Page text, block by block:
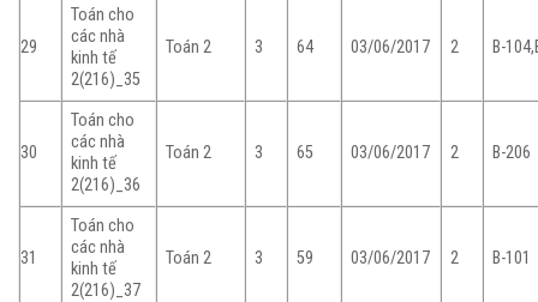
29
Toán cho
các nhà
kinh tế
2(216)_35
Toán 2 3 64 03/06/2017 2 B-
30
Toán cho
các nhà
kinh tế
2(216)_36
Toán 2 3 65 03/06/2017 2 B-206
31
Toán cho
các nhà
kinh tế
2(216)_37
Toán 2 3 59 03/06/2017 2 B-101